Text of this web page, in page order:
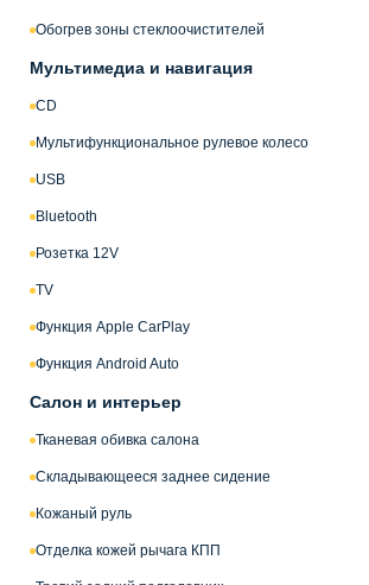
Обогрев зоны стеклоочистителей
Мультимедиа и навигация
CD
Мультифункциональное рулевое колесо
USB
Bluetooth
Розетка 12V
TV
Функция Apple CarPlay
Функция Android Auto
Салон и интерьер
Тканевая обивка салона
Складывающееся заднее сидение
Кожаный руль
Отделка кожей рычага КПП